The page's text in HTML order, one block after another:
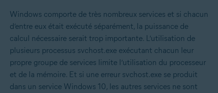
Windows comporte de très nombreux services et si chacun
d’entre eux était exécuté séparément, la puissance de
calcul nécessaire serait trop importante. L’utilisation de
plusieurs processus svchost.exe exécutant chacun leur
propre groupe de services limite l’utilisation du processeur
et de la mémoire. Et si une erreur svchost.exe se produit
dans un service Windows 10, les autres services ne sont